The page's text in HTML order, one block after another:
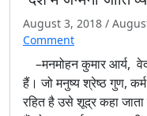
August 3, 2018 /
Comment
–मनमोहन कुमार आर्य,
हैं। जो मनुष्य श्रेष्ठ गुण,
रहित है उसे शूद्र कहा जाता